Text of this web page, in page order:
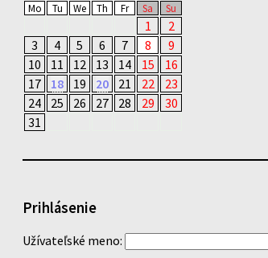
Mo Tu We Th Fr Sa Su
1
2
3
4 5 6 7 8
9
10
11 12 13 14 15
16
17
18 19 20 21 22
23
24
25 26 27 28 29
30
31
Prihlásenie
Užívateľské meno: